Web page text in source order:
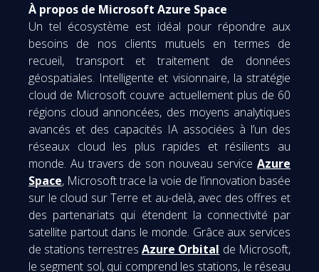
À propos de Microsoft Azure Space
Un tel écosystème est idéal pour répondre aux
besoins de nos clients mutuels en termes de
recueil, transport et traitement de données
géospatiales. Intelligente et visionnaire, la stratégie
cloud de Microsoft couvre actuellement plus de 60
régions cloud annoncées, des moyens analytiques
avancés et des capacités IA associées à l’un des
réseaux cloud les plus rapides et résilients au
monde. Au travers de son nouveau service Azure
Space, Microsoft trace la voie de l’innovation basée
sur le cloud sur Terre et au-delà, avec des offres et
des partenariats qui étendent la connectivité par
satellite partout dans le monde. Grâce aux services
de stations terrestres Azure Orbital de Microsoft,
le segment sol, qui comprend les stations, le réseau